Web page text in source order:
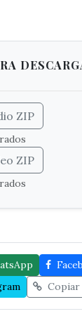
ZIP
ZIP
Copiar